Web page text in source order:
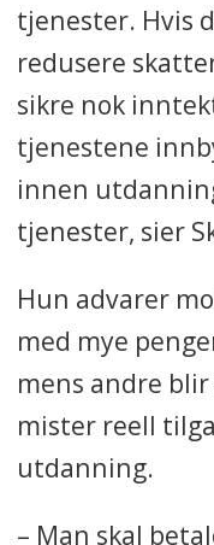
tjenester. Hvis
redusere
sikre nok
tjenestene
innen
tjenester, sier
Hun advarer
med mye
mens andre
mister reell
utdanning.
– Man skal